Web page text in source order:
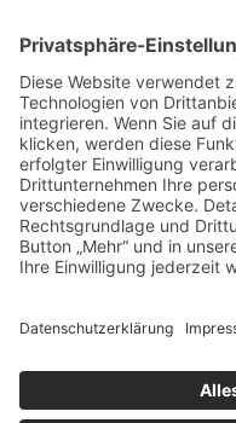
home.
aktuelles.
leute.
privatsphäreeinstellungen.